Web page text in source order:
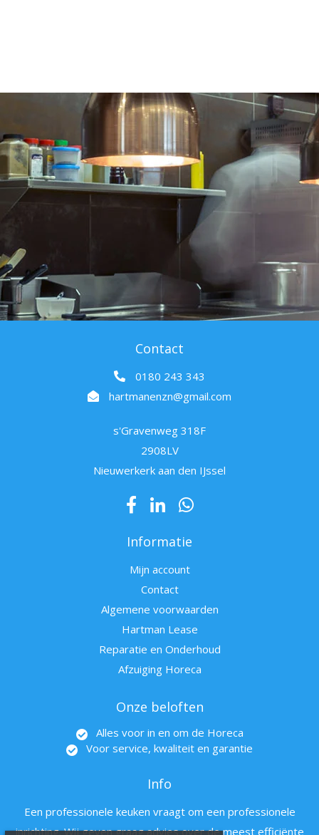
Contact
0180 243 343
hartmanenzn@gmail.com
s'Gravenweg 318F
2908LV
Nieuwerkerk aan den IJssel
Informatie
Mijn account
Contact
Algemene voorwaarden
Hartman Lease
Reparatie en Onderhoud
Afzuiging Horeca
Onze beloften
Alles voor in en om de Horeca
Voor service, kwaliteit en garantie
Info
Een professionele keuken vraagt om een professionele
inrichting. Wij geven graag advies over de meest efficiënte